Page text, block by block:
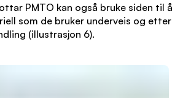
PMTO kan også bruke siden til å
som de bruker underveis og etter
(illustrasjon 6).